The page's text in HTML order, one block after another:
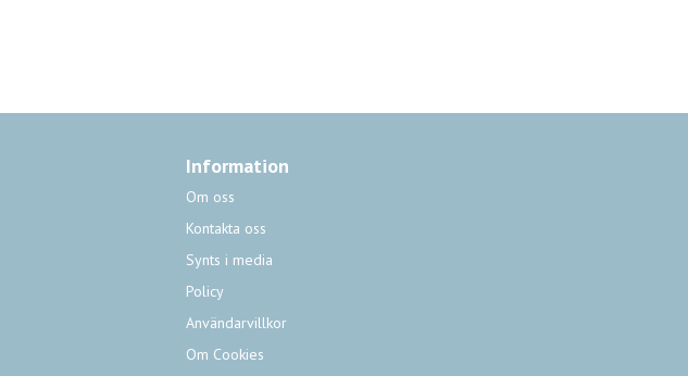
Information
Om oss
Kontakta oss
Synts i media
Policy
Användarvillkor
Om Cookies